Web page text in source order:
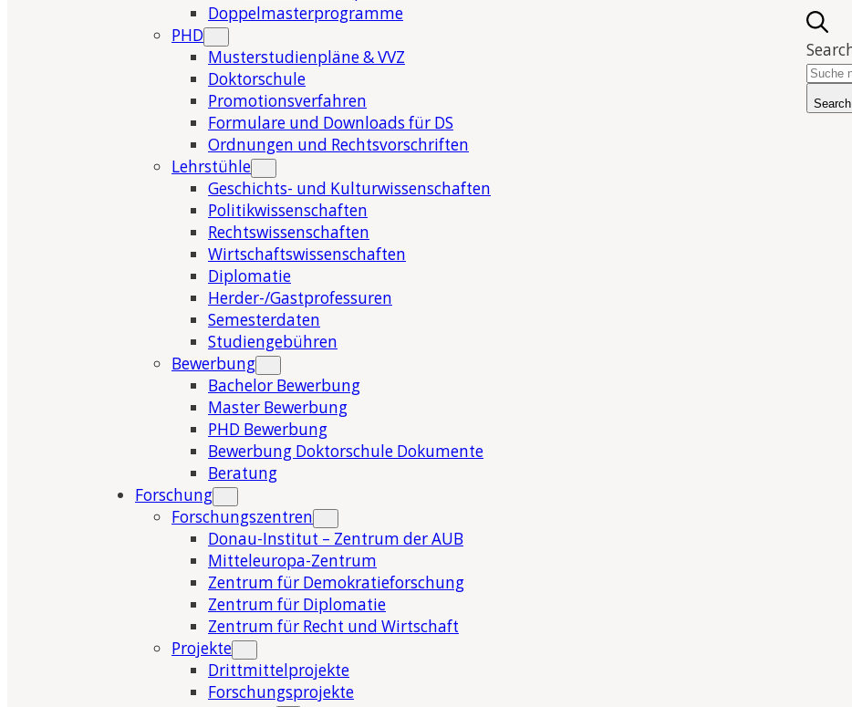
Doppelmasterprogramme
PHD
Musterstudienpläne & VVZ
Doktorschule
Promotionsverfahren
Formulare und Downloads für DS
Ordnungen und Rechtsvorschriften
Lehrstühle
Geschichts- und Kulturwissenschaften
Politikwissenschaften
Rechtswissenschaften
Wirtschaftswissenschaften
Diplomatie
Herder-/Gastprofessuren
Semesterdaten
Studiengebühren
Bewerbung
Bachelor Bewerbung
Master Bewerbung
PHD Bewerbung
Bewerbung Doktorschule Dokumente
Beratung
Forschung
Forschungszentren
Donau-Institut – Zentrum der AUB
Mitteleuropa-Zentrum
Zentrum für Demokratieforschung
Zentrum für Diplomatie
Zentrum für Recht und Wirtschaft
Projekte
Drittmittelprojekte
Forschungsprojekte